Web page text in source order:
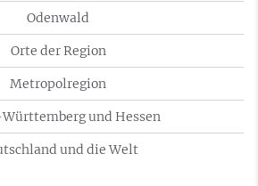
Odenwald
Orte der Region
Metropolregion
und Hessen
und die Welt